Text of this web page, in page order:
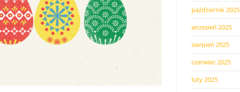
październik 2025
wrzesień 2025
sierpień 2025
czerwiec 2025
luty 2025